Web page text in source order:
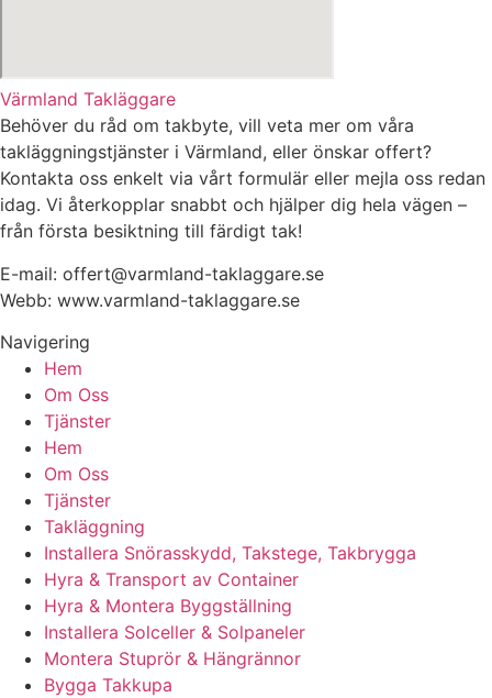
Värmland Takläggare
Behöver du råd om takbyte, vill veta mer om våra
takläggningstjänster i Värmland, eller önskar offert?
Kontakta oss enkelt via vårt formulär eller mejla oss redan
idag. Vi återkopplar snabbt och hjälper dig hela vägen –
från första besiktning till färdigt tak!
E-mail: offert@varmland-taklaggare.se
Webb: www.varmland-taklaggare.se
Navigering
Hem
Om Oss
Tjänster
Hem
Om Oss
Tjänster
Takläggning
Installera Snörasskydd, Takstege, Takbrygga
Hyra & Transport av Container
Hyra & Montera Byggställning
Installera Solceller & Solpaneler
Montera Stuprör & Hängrännor
Bygga Takkupa